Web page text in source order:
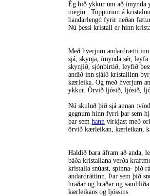
Ég bið ykkur um að ímynda
megin. Toppurinn á
handarlengd fyrir neðan
Nú þessi kristall er hinn
Með hverjum andardrætti
sjá, skynja, ímynda sér,
skynjið, sjónbirtið, leyfið
andið inn sjáið kristallinn
kærleika. Og með hverjum
ykkur. Örvið ljósið, ljósið,
Nú skuluð þið sjá annan
gegnum hinn fyrri þar sem
þar sem hann virkjast með
örvið kærleikan, kærleikan,
Haldið bara áfram að anda,
báða kristallana verða
kristalla snúast, spinna- þið
andardráttinn. Þar sem þið
hraðar og hraðar og
kærleikans og ljóssins.